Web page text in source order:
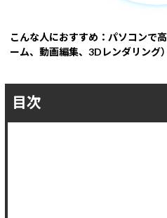
こんな人におすすめ：パソコンで
ーム、動画編集、3Dレンダリング）
目次